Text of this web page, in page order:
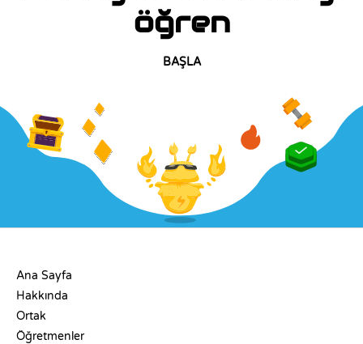
öğren
BAŞLA
Ana Sayfa
Hakkında
Ortak
Öğretmenler